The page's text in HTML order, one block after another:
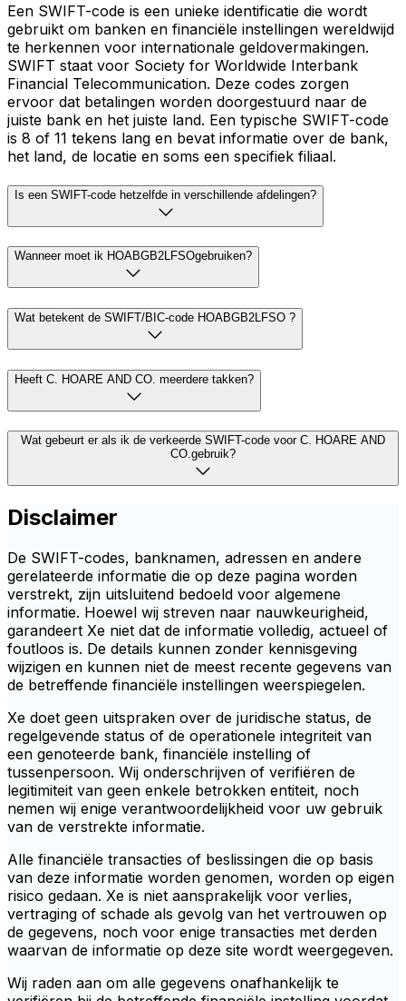
Een SWIFT-code is een unieke identificatie die wordt
gebruikt om banken en financiële instellingen wereldwijd
te herkennen voor internationale geldovermakingen.
SWIFT staat voor Society for Worldwide Interbank
Financial Telecommunication. Deze codes zorgen
ervoor dat betalingen worden doorgestuurd naar de
juiste bank en het juiste land. Een typische SWIFT-code
is 8 of 11 tekens lang en bevat informatie over de bank,
het land, de locatie en soms een specifiek filiaal.
Is een SWIFT-code hetzelfde in verschillende afdelingen?
Wanneer moet ik HOABGB2LFSOgebruiken?
Wat betekent de SWIFT/BIC-code HOABGB2LFSO ?
Heeft C. HOARE AND CO. meerdere takken?
Wat gebeurt er als ik de verkeerde SWIFT-code voor C. HOARE AND
CO.gebruik?
Disclaimer
De SWIFT-codes, banknamen, adressen en andere
gerelateerde informatie die op deze pagina worden
verstrekt, zijn uitsluitend bedoeld voor algemene
informatie. Hoewel wij streven naar nauwkeurigheid,
garandeert Xe niet dat de informatie volledig, actueel of
foutloos is. De details kunnen zonder kennisgeving
wijzigen en kunnen niet de meest recente gegevens van
de betreffende financiële instellingen weerspiegelen.
Xe doet geen uitspraken over de juridische status, de
regelgevende status of de operationele integriteit van
een genoteerde bank, financiële instelling of
tussenpersoon. Wij onderschrijven of verifiëren de
legitimiteit van geen enkele betrokken entiteit, noch
nemen wij enige verantwoordelijkheid voor uw gebruik
van de verstrekte informatie.
Alle financiële transacties of beslissingen die op basis
van deze informatie worden genomen, worden op eigen
risico gedaan. Xe is niet aansprakelijk voor verlies,
vertraging of schade als gevolg van het vertrouwen op
de gegevens, noch voor enige transacties met derden
waarvan de informatie op deze site wordt weergegeven.
Wij raden aan om alle gegevens onafhankelijk te